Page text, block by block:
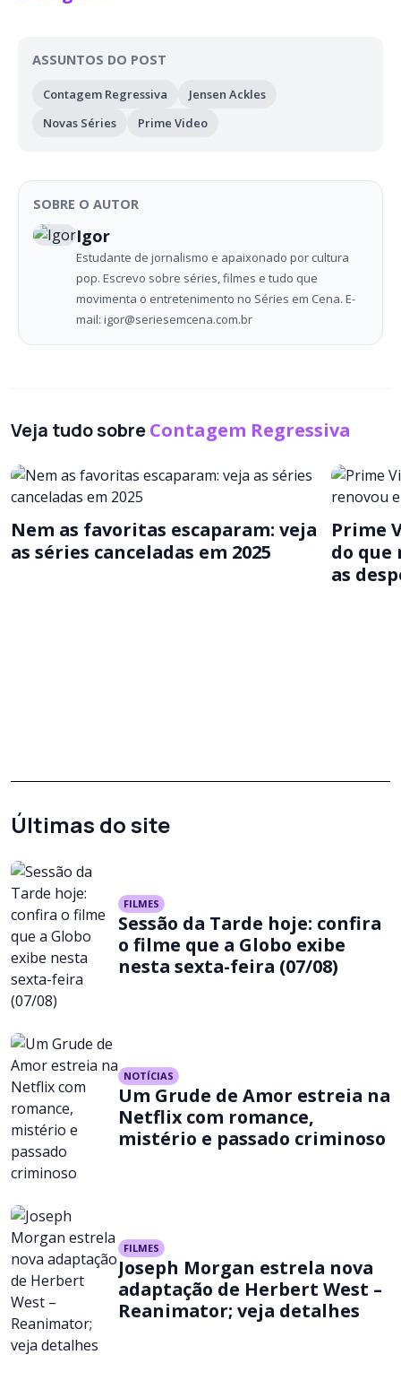
ASSUNTOS DO POST
Contagem Regressiva
Jensen Ackles
Novas Séries
Prime Video
SOBRE O AUTOR
Igor
Estudante de jornalismo e apaixonado por cultura
pop. Escrevo sobre séries, filmes e tudo que
movimenta o entretenimento no Séries em Cena. E-
mail: igor@seriesemcena.com.br
Veja tudo sobreContagem Regressiva
Nem as favoritas escaparam: veja
as séries canceladas em 2025
Prime
do que
as
Últimas do site
FILMES
Sessão da Tarde hoje: confira
o filme que a Globo exibe
nesta sexta-feira (07/08)
NOTÍCIAS
Um Grude de Amor estreia na
Netflix com romance,
mistério e passado criminoso
FILMES
Joseph Morgan estrela nova
adaptação de Herbert West –
Reanimator; veja detalhes